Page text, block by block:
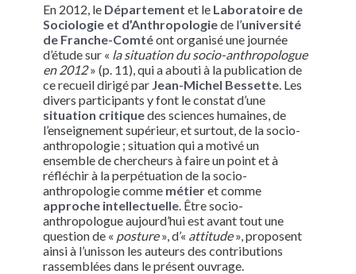
En 2012, le Département et le Laboratoire de
Sociologie et d’Anthropologiede l’université
de Franche-Comtéont organisé une journée
d’étude sur « la situation du socio-anthropologue
en 2012» (p. 11), qui a abouti à la publication de
ce recueil dirigé par Jean-Michel Bessette. Les
divers participants y font le constat d’une
situation critiquedes sciences humaines, de
l’enseignement supérieur, et surtout, de la socio-
anthropologie ; situation qui a motivé un
ensemble de chercheurs à faire un point et à
réfléchir à la perpétuation de la socio-
anthropologie comme métieret comme
approche intellectuelle. Être socio-
anthropologue aujourd’hui est avant tout une
question de « posture», d’« attitude», proposent
ainsi à l’unisson les auteurs des contributions
rassemblées dans le présent ouvrage.